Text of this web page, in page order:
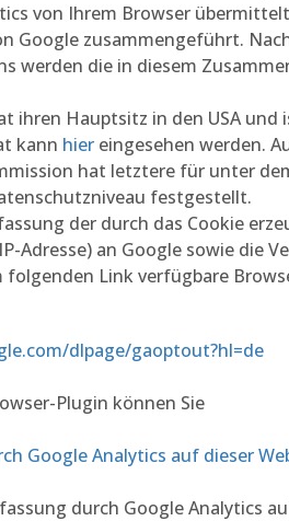
von Ihrem Browser
Google zusammengeführt.
werden die in diesem
ihren Hauptsitz in den USA
kann hier eingesehen werden.
hat letztere für unter
festgestellt.
der durch das Cookie
Adresse) an Google sowie die
folgenden Link verfügbare
dlpage/gaoptout?hl=de
Plugin können Sie
Google Analytics auf dieser
durch Google Analytics